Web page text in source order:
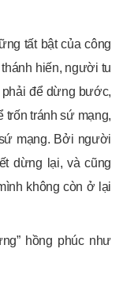
tất bật của công
hiến, người tu
để dừng bước,
trốn tránh sứ mạng,
mạng. Bởi người
dừng lại, và cũng
không còn ở lại
hồng phúc như